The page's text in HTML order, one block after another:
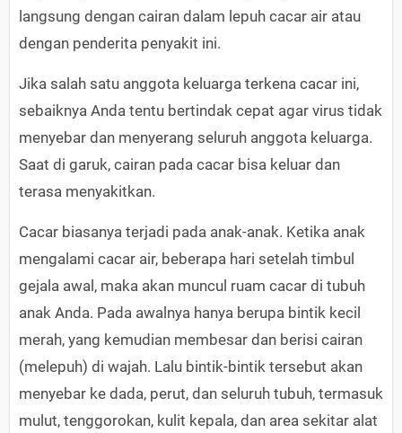
langsung dengan cairan dalam lepuh cacar air atau
dengan penderita penyakit ini.
Jika salah satu anggota keluarga terkena cacar ini,
sebaiknya Anda tentu bertindak cepat agar virus tidak
menyebar dan menyerang seluruh anggota keluarga.
Saat di garuk, cairan pada cacar bisa keluar dan
terasa menyakitkan.
Cacar biasanya terjadi pada anak-anak. Ketika anak
mengalami cacar air, beberapa hari setelah timbul
gejala awal, maka akan muncul ruam cacar di tubuh
anak Anda. Pada awalnya hanya berupa bintik kecil
merah, yang kemudian membesar dan berisi cairan
(melepuh) di wajah. Lalu bintik-bintik tersebut akan
menyebar ke dada, perut, dan seluruh tubuh, termasuk
mulut, tenggorokan, kulit kepala, dan area sekitar alat